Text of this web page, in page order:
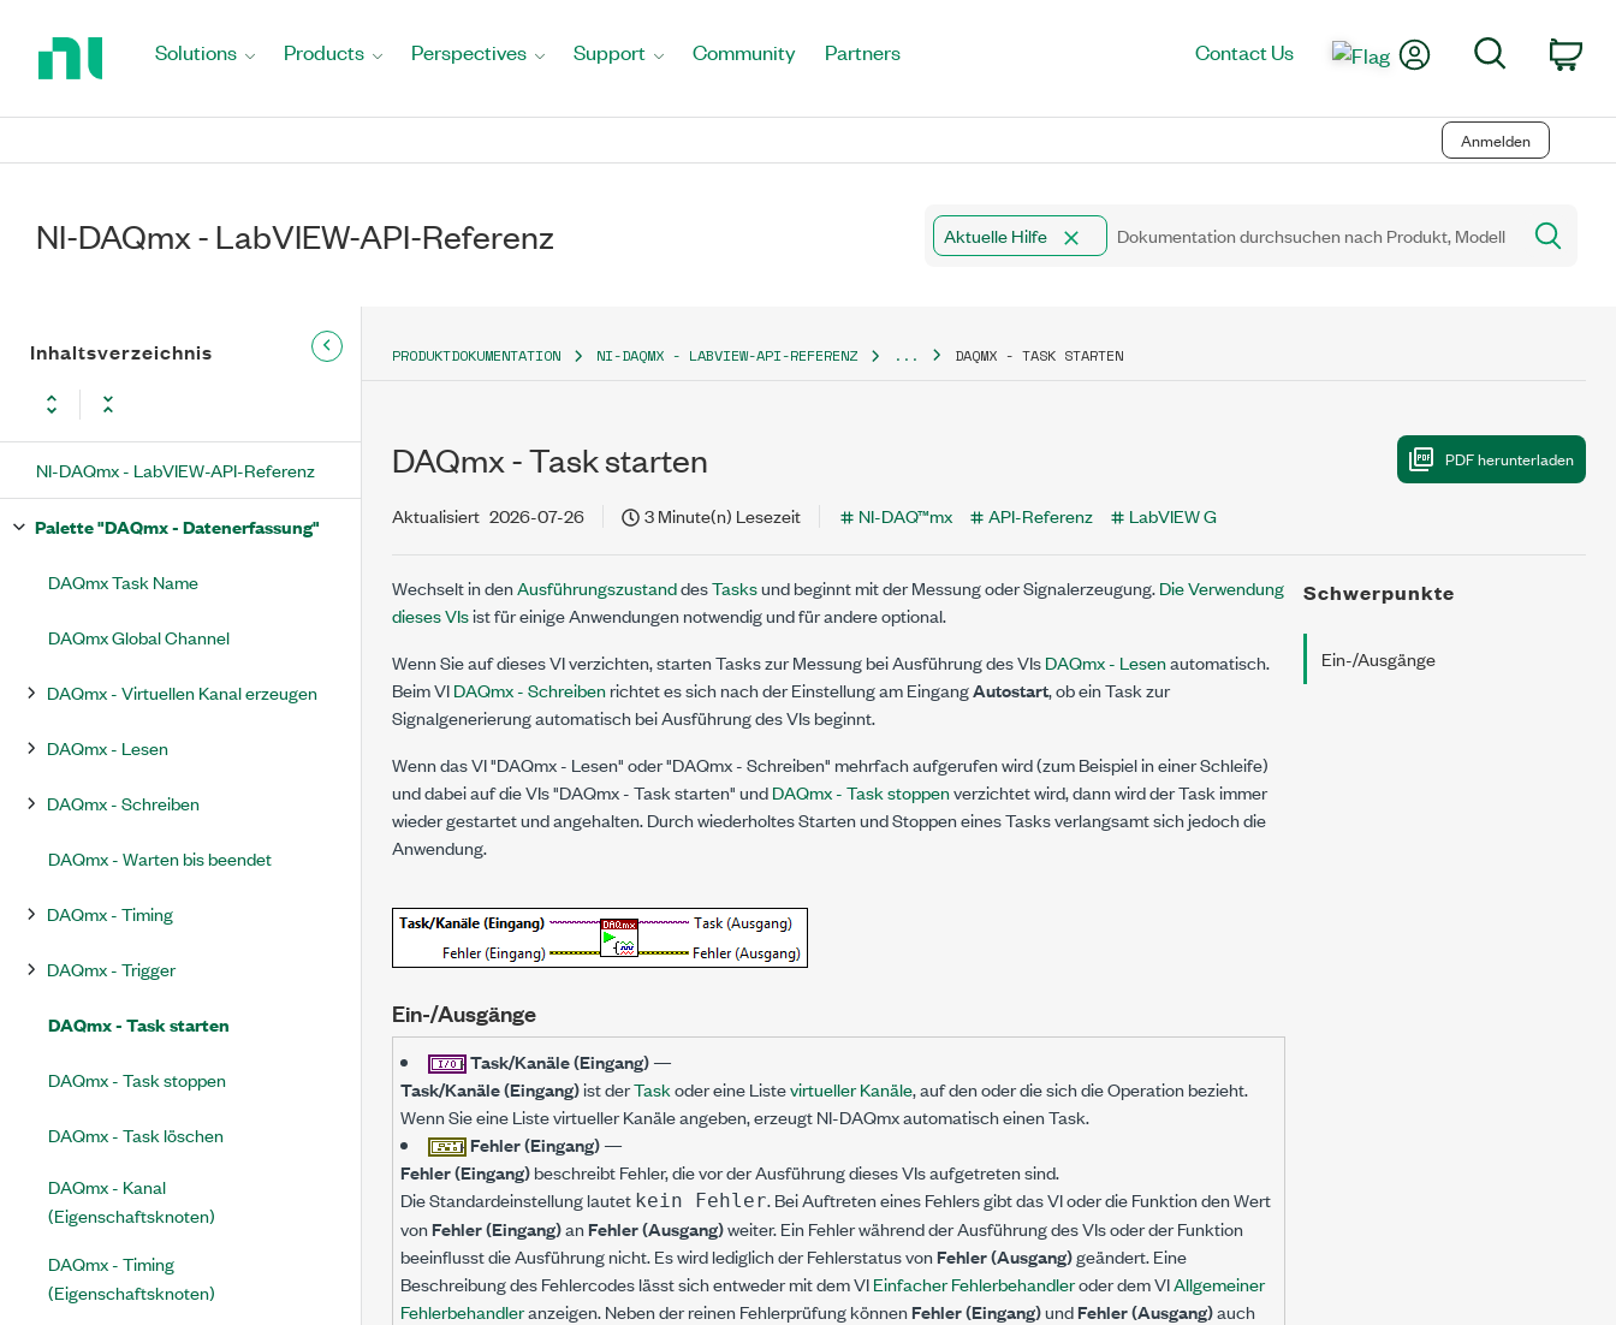
Solutions Products Perspectives Support Community Partners Contact Us My AccountSearch
Anmelden
NI-DAQmx - LabVIEW-API-Referenz Aktuelle Hilfe
Inhaltsverzeichnis
NI-DAQmx - LabVIEW-API-Referenz
Palette "DAQmx - Datenerfassung"
DAQmx Task Name
DAQmx Global Channel
DAQmx - Virtuellen Kanal erzeugen
DAQmx - Lesen
DAQmx - Schreiben
DAQmx - Warten bis beendet
DAQmx - Timing
DAQmx - Trigger
DAQmx - Task starten
DAQmx - Task stoppen
DAQmx - Task löschen
DAQmx - Kanal
(Eigenschaftsknoten)
DAQmx - Timing
(Eigenschaftsknoten)
PRODUKTDOKUMENTATION NI-DAQMX - LABVIEW-API-REFERENZ ... DAQMX - TASK STARTEN
DAQmx - Task starten
Aktualisiert 2026-07-26 3 Minute(n) Lesezeit NI-DAQ™mx API-Referenz LabVIEW G
Wechselt in denAusführungszustanddesTasksund beginnt mit der Messung oder Signalerzeugung.Die Verwendung
dieses VIsist für einige Anwendungen notwendig und für andere optional.
Wenn Sie auf dieses VI verzichten, starten Tasks zur Messung bei Ausführung des VIsDAQmx - Lesenautomatisch.
Beim VIDAQmx - Schreibenrichtet es sich nach der Einstellung am EingangAutostart, ob ein Task zur
Signalgenerierung automatisch bei Ausführung des VIs beginnt.
Wenn das VI "DAQmx - Lesen" oder "DAQmx - Schreiben" mehrfach aufgerufen wird (zum Beispiel in einer Schleife)
und dabei auf die VIs "DAQmx - Task starten" undDAQmx - Task stoppenverzichtet wird, dann wird der Task immer
wieder gestartet und angehalten. Durch wiederholtes Starten und Stoppen eines Tasks verlangsamt sich jedoch die
Anwendung.
Ein-/Ausgänge
Task/Kanäle (Eingang)—
Task/Kanäle (Eingang)ist derTaskoder eine Listevirtueller Kanäle, auf den oder die sich die Operation bezieht.
Wenn Sie eine Liste virtueller Kanäle angeben, erzeugt NI-DAQmx automatisch einen Task.
Fehler (Eingang)—
Fehler (Eingang)beschreibt Fehler, die vor der Ausführung dieses VIs aufgetreten sind.
Die Standardeinstellung lautet kein Fehler. Bei Auftreten eines Fehlers gibt das VI oder die Funktion den Wert
vonFehler (Eingang)anFehler (Ausgang)weiter. Ein Fehler während der Ausführung des VIs oder der Funktion
beeinflusst die Ausführung nicht. Es wird lediglich der Fehlerstatus vonFehler (Ausgang)geändert. Eine
Beschreibung des Fehlercodes lässt sich entweder mit dem VIEinfacher Fehlerbehandleroder dem VIAllgemeiner
Fehlerbehandleranzeigen. Neben der reinen Fehlerprüfung könnenFehler (Eingang)undFehler (Ausgang)auch
Schwerpunkte
Ein-/Ausgänge